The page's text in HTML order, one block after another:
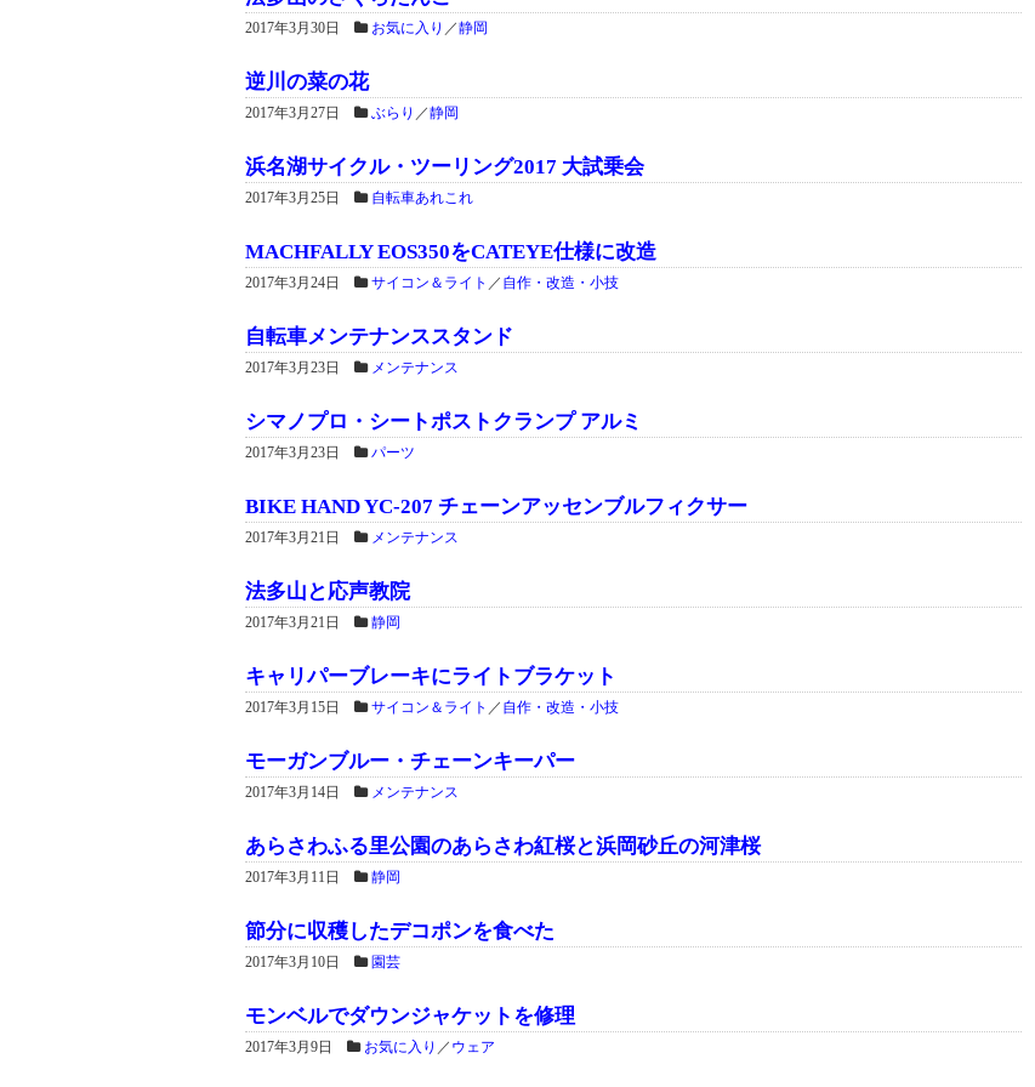
2017年3月30日 お気に入り ／静岡
逆川の菜の花
2017年3月27日 ぶらり ／静岡
浜名湖サイクル・ツーリング2017 大試乗会
2017年3月25日 自転車あれこれ
MACHFALLY EOS350をCATEYE仕様に改造
2017年3月24日 サイコン＆ライト ／ 自作・改造・小技
自転車メンテナンススタンド
2017年3月23日 メンテナンス
シマノプロ・シートポストクランプ アルミ
2017年3月23日 パーツ
BIKE HAND YC-207 チェーンアッセンブルフィクサー
2017年3月21日 メンテナンス
法多山と応声教院
2017年3月21日 静岡
キャリパーブレーキにライトブラケット
2017年3月15日 サイコン＆ライト ／ 自作・改造・小技
モーガンブルー・チェーンキーパー
2017年3月14日 メンテナンス
あらさわふる里公園のあらさわ紅桜と浜岡砂丘の河津桜
2017年3月11日 静岡
節分に収穫したデコポンを食べた
2017年3月10日 園芸
モンベルでダウンジャケットを修理
2017年3月9日 お気に入り ／ ウェア